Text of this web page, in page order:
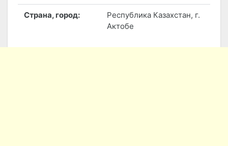
Страна, город:
Республика Казахстан, г.
Актобе